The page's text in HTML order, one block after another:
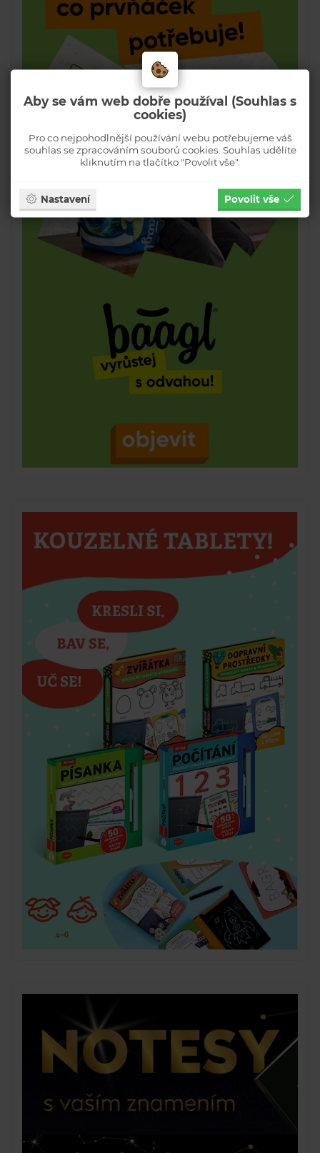
Aby se vám web dobře používal (Souhlas s
cookies)
Pro co nejpohodlnější používání webu potřebujeme váš
souhlas se zpracováním souborů cookies. Souhlas udělíte
kliknutím na tlačítko "Povolit vše".
Nastavení Povolit vše